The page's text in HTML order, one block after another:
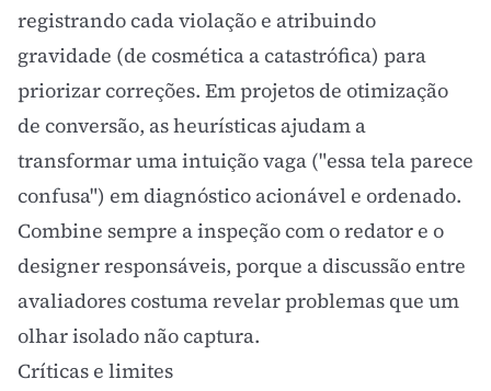
registrando cada violação e atribuindo
gravidade (de cosmética a catastrófica) para
priorizar correções. Em projetos de otimização
de conversão, as heurísticas ajudam a
transformar uma intuição vaga ("essa tela parece
confusa") em diagnóstico acionável e ordenado.
Combine sempre a inspeção com o redator e o
designer responsáveis, porque a discussão entre
avaliadores costuma revelar problemas que um
olhar isolado não captura.
Críticas e limites